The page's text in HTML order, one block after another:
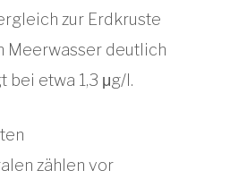
zur Erdkruste
Meerwasser deutlich
bei etwa 1,3 μg/l.
zählen vor